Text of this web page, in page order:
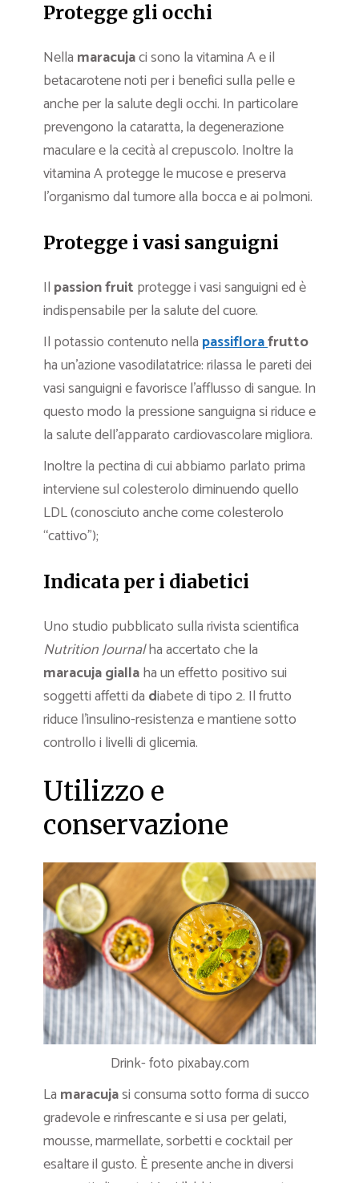
Protegge gli occhi
Nella maracujaci sono la vitamina A e il
betacarotene noti per i benefici sulla pelle e
anche per la salute degli occhi. In particolare
prevengono la cataratta, la degenerazione
maculare e la cecità al crepuscolo. Inoltre la
vitamina A protegge le mucose e preserva
l’organismo dal tumore alla bocca e ai polmoni.
Protegge i vasi sanguigni
Il passion fruit protegge i vasi sanguigni ed è
indispensabile per la salute del cuore.
Il potassio contenuto nella passiflorafrutto
ha un’azione vasodilatatrice: rilassa le pareti dei
vasi sanguigni e favorisce l’afflusso di sangue. In
questo modo la pressione sanguigna si riduce e
la salute dell’apparato cardiovascolare migliora.
Inoltre la pectina di cui abbiamo parlato prima
interviene sul colesterolo diminuendo quello
LDL (conosciuto anche come colesterolo
“cattivo”);
Indicata per i diabetici
Uno studio pubblicato sulla rivista scientifica
Nutrition Journalha accertato che la
maracuja giallaha un effetto positivo sui
soggetti affetti da diabete di tipo 2. Il frutto
riduce l’insulino-resistenza e mantiene sotto
controllo i livelli di glicemia.
Utilizzo e
conservazione
Drink- foto pixabay.com
La maracujasi consuma sotto forma di succo
gradevole e rinfrescante e si usa per gelati,
mousse, marmellate, sorbetti e cocktail per
esaltare il gusto. È presente anche in diversi